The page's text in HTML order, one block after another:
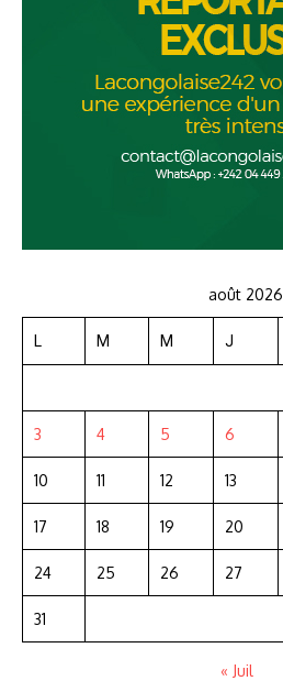
août 2026
L M M J
3 4 5 6
10 11 12 13
17 18 19 20
24 25 26 27
31
« Juil